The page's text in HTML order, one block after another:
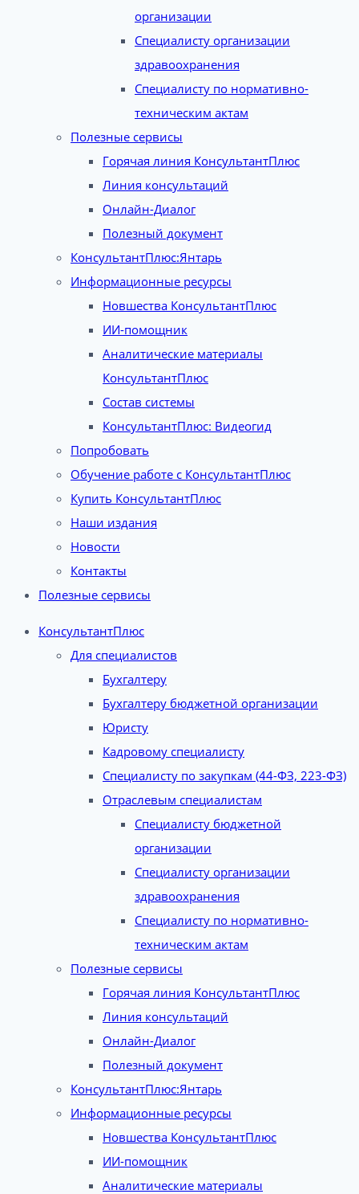
организации
Специалисту организации
здравоохранения
Специалисту по нормативно-
техническим актам
Полезные сервисы
Горячая линия КонсультантПлюс
Линия консультаций
Онлайн-Диалог
Полезный документ
КонсультантПлюс:Янтарь
Информационные ресурсы
Новшества КонсультантПлюс
ИИ-помощник
Аналитические материалы
КонсультантПлюс
Состав системы
КонсультантПлюс: Видеогид
Попробовать
Обучение работе с КонсультантПлюс
Купить КонсультантПлюс
Наши издания
Новости
Контакты
Полезные сервисы
КонсультантПлюс
Для специалистов
Бухгалтеру
Бухгалтеру бюджетной организации
Юристу
Кадровому специалисту
Специалисту по закупкам (44-ФЗ, 223-ФЗ)
Отраслевым специалистам
Специалисту бюджетной
организации
Специалисту организации
здравоохранения
Специалисту по нормативно-
техническим актам
Полезные сервисы
Горячая линия КонсультантПлюс
Линия консультаций
Онлайн-Диалог
Полезный документ
КонсультантПлюс:Янтарь
Информационные ресурсы
Новшества КонсультантПлюс
ИИ-помощник
Аналитические материалы